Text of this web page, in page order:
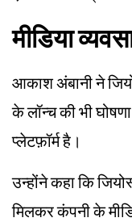
मीडिया
आकाश अंबानी ने
के लॉन्च की भी
प्लेटफ़ॉर्म है।
उन्होंने कहा कि
मिलकर कंपनी के